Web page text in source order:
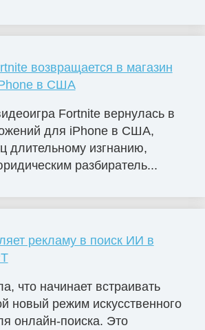
возвращается в магазин
в США
Fortnite вернулась в
для iPhone в США,
длительному изгнанию,
разбиратель...
рекламу в поиск ИИ в
что начинает встраивать
новый режим искусственного
онлайн-поиска. Это